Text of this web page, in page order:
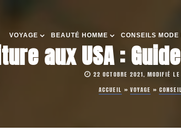
VOYAGE BEAUTÉ HOMME CONSEILS MODE
aux USA :
22 OCTOBRE 2021, MODIFIÉ
ACCUEIL » VOYAGE »